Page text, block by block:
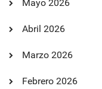
Mayo 2026
Abril 2026
Marzo 2026
Febrero 2026